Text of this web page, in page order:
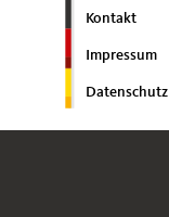
Kontakt
Impressum
Datenschutz